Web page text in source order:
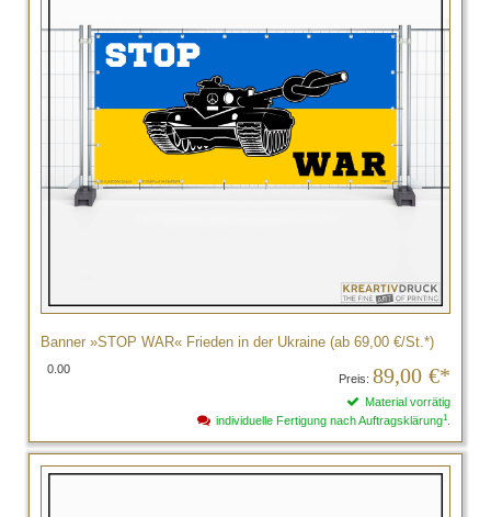
Banner »STOP WAR« Frieden in der Ukraine (ab 69,00 €/St.*)
0.00
Preis: 89,00 €*
Material vorrätig
individuelle Fertigung nach Auftragsklärung1